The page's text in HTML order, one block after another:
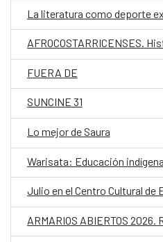
La literatura como deporte
AFROCOSTARRICENSES.
FUERA DE
SUNCINE 31
Lo mejor de Saura
Julio en el Centro Cultural de